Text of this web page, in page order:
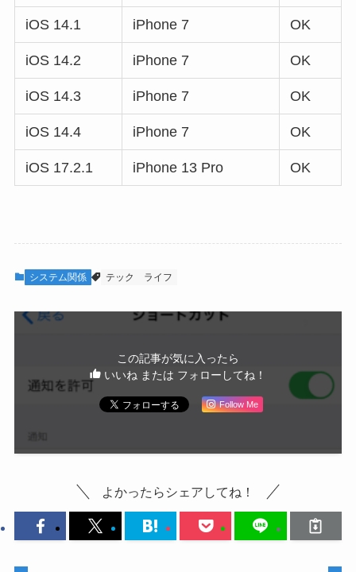
iOS 14.1 iPhone 7 OK
iOS 14.2 iPhone 7 OK
iOS 14.3 iPhone 7 OK
iOS 14.4 iPhone 7 OK
iOS 17.2.1 iPhone 13 Pro OK
システム関係 テック ライフ
この記事が気に入ったら
いいね または フォローしてね！
Follow Me
よかったらシェアしてね！